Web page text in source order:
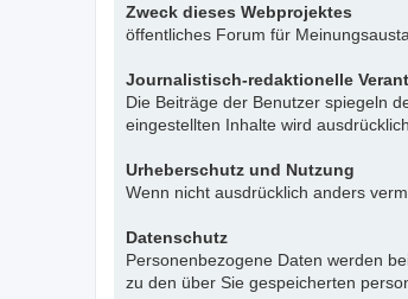
Zweck dieses Webprojektes
öffentliches Forum für
Journalistisch-redaktionelle
Die Beiträge der Benutzer spiegeln
eingestellten Inhalte wird
Urheberschutz und Nutzung
Wenn nicht ausdrücklich anders
Datenschutz
Personenbezogene Daten werden
zu den über Sie gespeicherten